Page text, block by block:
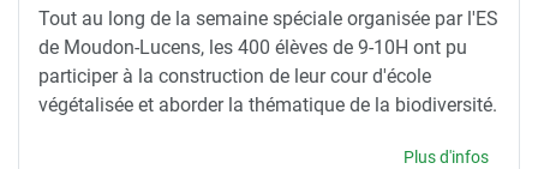
Tout au long de la semaine spéciale organisée par l'ES
de Moudon-Lucens, les 400 élèves de 9-10H ont pu
participer à la construction de leur cour d'école
végétalisée et aborder la thématique de la biodiversité.
Plus d'infos